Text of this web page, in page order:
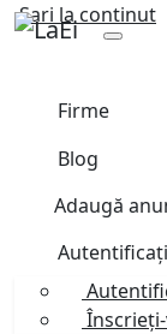
Sari la continut
Firme
Blog
Adaugă